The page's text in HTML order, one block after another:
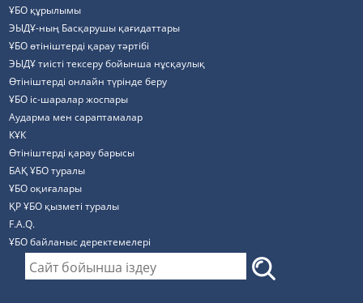
ҰБО құрылымы
ЭЫДҰ-ның Басқарушы қағидаттары
ҰБО өтініштерді қарау тәртібі
ЭЫДҰ тиісті тексеру бойынша нұсқаулық
Өтініштерді онлайн түрінде беру
ҰБО іс-шаралар жоспары
Аударма мен сараптамалар
КҰК
Өтініштерді қарау барысы
БАҚ ҰБО туралы
ҰБО оқиғалары
ҚР ҰБО қызметі туралы
F.A.Q.
ҰБО байланыс деректемелерi